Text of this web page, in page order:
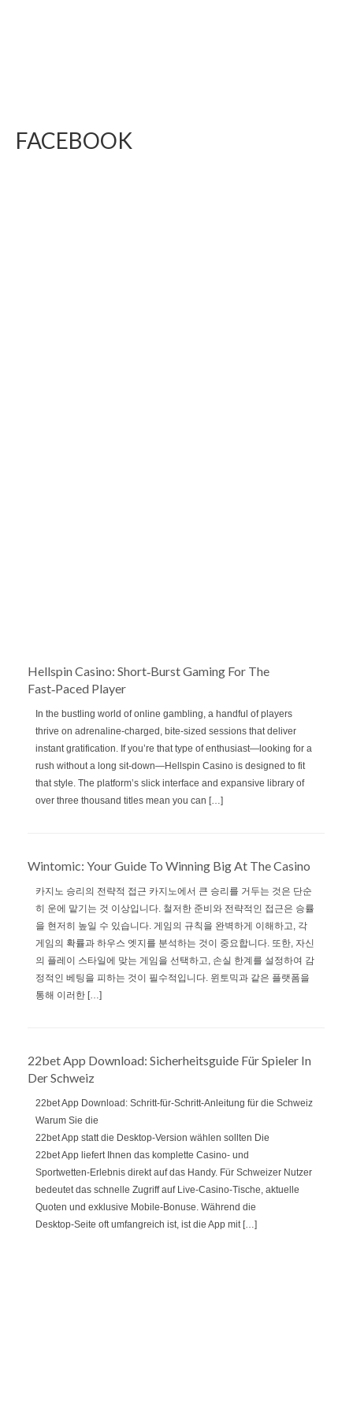
FACEBOOK
Hellspin Casino: Short‑Burst Gaming For The
Fast‑Paced Player
In the bustling world of online gambling, a handful of players
thrive on adrenaline‑charged, bite‑sized sessions that deliver
instant gratification. If you’re that type of enthusiast—looking for a
rush without a long sit‑down—Hellspin Casino is designed to fit
that style. The platform’s slick interface and expansive library of
over three thousand titles mean you can […]
Wintomic: Your Guide To Winning Big At The Casino
카지노 승리의 전략적 접근 카지노에서 큰 승리를 거두는 것은 단순
히 운에 맡기는 것 이상입니다. 철저한 준비와 전략적인 접근은 승률
을 현저히 높일 수 있습니다. 게임의 규칙을 완벽하게 이해하고, 각
게임의 확률과 하우스 엣지를 분석하는 것이 중요합니다. 또한, 자신
의 플레이 스타일에 맞는 게임을 선택하고, 손실 한계를 설정하여 감
정적인 베팅을 피하는 것이 필수적입니다. 윈토믹과 같은 플랫폼을
통해 이러한 […]
22bet App Download: Sicherheitsguide Für Spieler In
Der Schweiz
22bet App Download: Schritt‑für‑Schritt‑Anleitung für die Schweiz
Warum Sie die
22bet App statt die Desktop‑Version wählen sollten Die
22bet App liefert Ihnen das komplette Casino‑ und
Sportwetten‑Erlebnis direkt auf das Handy. Für Schweizer Nutzer
bedeutet das schnelle Zugriff auf Live‑Casino‑Tische, aktuelle
Quoten und exklusive Mobile‑Bonuse. Während die
Desktop‑Seite oft umfangreich ist, ist die App mit […]